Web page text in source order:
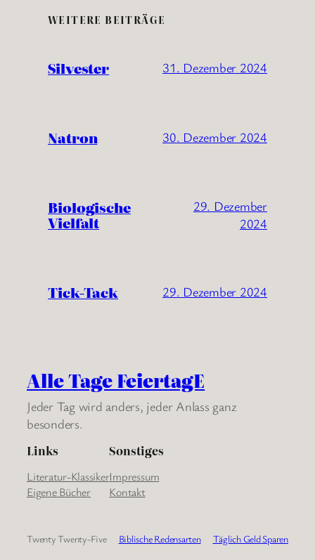
WEITERE BEITRÄGE
Silvester 31. Dezember 2024
Natron 30. Dezember 2024
Biologische
Vielfalt
29. Dezember
2024
Tick-Tack 29. Dezember 2024
Alle Tage FeiertagE
Jeder Tag wird anders, jeder Anlass ganz
besonders.
Links
Literatur-Klassiker
Eigene Bücher
Sonstiges
Impressum
Kontakt
Twenty Twenty-Five Biblische Redensarten Täglich Geld Sparen